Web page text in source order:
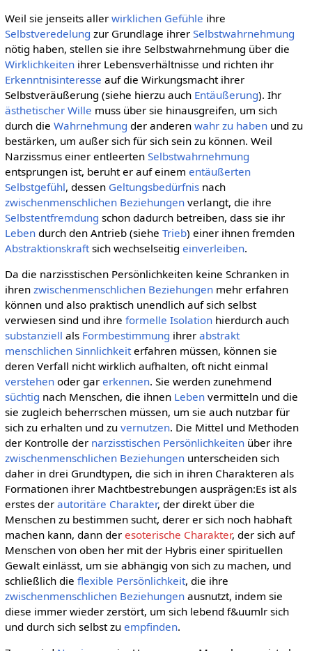
Weil sie jenseits aller wirklichen Gefühle ihre
Selbstveredelung zur Grundlage ihrer Selbstwahrnehmung
nötig haben, stellen sie ihre Selbstwahrnehmung über die
Wirklichkeitenihrer Lebensverhältnisse und richten ihr
Erkenntnisinteresse auf die Wirkungsmacht ihrer
Selbstveräußerung (siehe hierzu auch Entäußerung). Ihr
ästhetischer Wille muss über sie hinausgreifen, um sich
durch die Wahrnehmung der anderen wahr zu habenund zu
bestärken, um außer sich für sich sein zu können. Weil
Narzissmus einer entleerten Selbstwahrnehmung
entsprungen ist, beruht er auf einem entäußerten
Selbstgefühl, dessen Geltungsbedürfnisnach
zwischenmenschlichen Beziehungenverlangt, die ihre
Selbstentfremdung schon dadurch betreiben, dass sie ihr
Lebendurch den Antrieb (siehe Trieb) einer ihnen fremden
Abstraktionskraftsich wechselseitig einverleiben.
Da die narzisstischen Persönlichkeiten keine Schranken in
ihren zwischenmenschlichen Beziehungenmehr erfahren
können und also praktisch unendlich auf sich selbst
verwiesen sind und ihre formelle Isolationhierdurch auch
substanziell als Formbestimmung ihrer abstrakt
menschlichen Sinnlichkeiterfahren müssen, können sie
deren Verfall nicht wirklich aufhalten, oft nicht einmal
verstehenoder gar erkennen. Sie werden zunehmend
süchtig nach Menschen, die ihnen Lebenvermitteln und die
sie zugleich beherrschen müssen, um sie auch nutzbar für
sich zu erhalten und zu vernutzen. Die Mittel und Methoden
der Kontrolle der narzisstischen Persönlichkeitenüber ihre
zwischenmenschlichen Beziehungenunterscheiden sich
daher in drei Grundtypen, die sich in ihren Charakteren als
Formationen ihrer Machtbestrebungen ausprägen:Es ist als
erstes der autoritäre Charakter, der direkt über die
Menschen zu bestimmen sucht, derer er sich noch habhaft
machen kann, dann der esoterische Charakter, der sich auf
Menschen von oben her mit der Hybris einer spirituellen
Gewalt einlässt, um sie abhängig von sich zu machen, und
schließlich die flexible Persönlichkeit, die ihre
zwischenmenschlichen Beziehungenausnutzt, indem sie
diese immer wieder zerstört, um sich lebend f&uumlr sich
und durch sich selbst zu empfinden.